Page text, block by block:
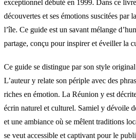
exceptionnel débuté en 1999. Dans ce
découvertes et ses émotions suscitées par
l’île. Ce guide est un savant mélange
partage, conçu pour inspirer et éveiller la
Ce guide se distingue par son style
L’auteur y relate son périple avec des
riches en émotion. La Réunion y est
écrin naturel et culturel. Samiel y dévoile
et une ambiance où se mêlent traditions
se veut accessible et captivant pour le